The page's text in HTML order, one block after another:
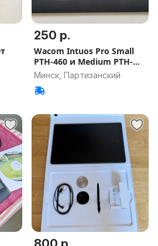
250 р.
Wacom Intuos Pro Small
PTH-460 и Medium PTH-
651
Минск, Партизанский